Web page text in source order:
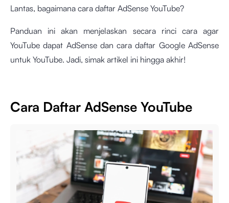
Lantas, bagaimana cara daftar AdSense YouTube?
Panduan ini akan menjelaskan secara rinci cara agar
YouTube dapat AdSense dan cara daftar Google AdSense
untuk YouTube. Jadi, simak artikel ini hingga akhir!
Cara Daftar AdSense YouTube